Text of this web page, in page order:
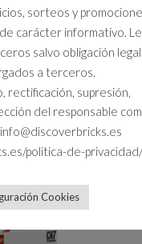
sorteos y
carácter informativo. Le
salvo obligación
a terceros.
supresión,
del responsable
politica-de-privacidad/
Cookies